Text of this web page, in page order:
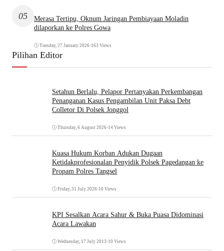
05
Merasa Tertipu, Oknum Jaringan Pembiayaan Moladin
dilaporkan ke Polres Gowa
Tuesday, 27 January 2026•163 Views
Pilihan Editor
Setahun Berlalu, Pelapor Pertanyakan Perkembangan
Penanganan Kasus Pengambilan Unit Paksa Debt
Colletor Di Polsek Jonggol
Thursday, 6 August 2026•14 Views
Kuasa Hukum Korban Adukan Dugaan
Ketidakprofesionalan Penyidik Polsek Pagedangan ke
Propam Polres Tangsel
Friday, 31 July 2026•10 Views
KPI Sesalkan Acara Sahur & Buka Puasa Didominasi
Acara Lawakan
Wednesday, 17 July 2013 •10 Views